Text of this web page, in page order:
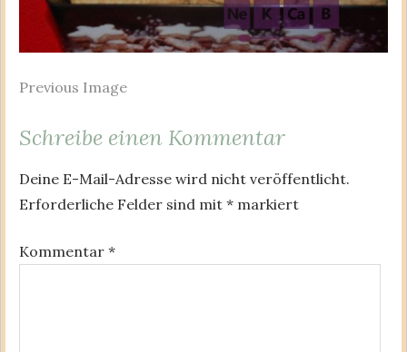
Previous Image
Schreibe einen Kommentar
Deine E-Mail-Adresse wird nicht veröffentlicht.
Erforderliche Felder sind mit * markiert
Kommentar *